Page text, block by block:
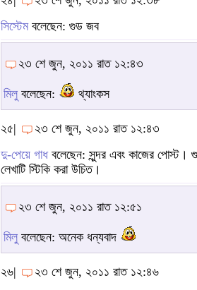
সিস্টেমবলেছেন: গুড জব
২৩ শে জুন, ২০১১ রাত ১২:৪৩
মিলু বলেছেন: থ্যাংকস
২৫|
২৩ শে জুন, ২০১১ রাত ১২:৪৩
দু-পেয়ে গাধবলেছেন: সুন্দর এবং কাজের পোস্ট।
লেখাটি স্টিকি করা উচিত।
২৩ শে জুন, ২০১১ রাত ১২:৫১
মিলু বলেছেন: অনেক ধন্যবাদ
২৬|
২৩ শে জুন, ২০১১ রাত ১২:৪৬